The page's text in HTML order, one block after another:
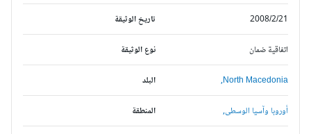
تاريخ الوثيقة 2008/2/21
نوع الوثيقة اتفاقية ضمان
البلد North Macedonia,
المنطقة أوروبا وآسيا الوسطى,